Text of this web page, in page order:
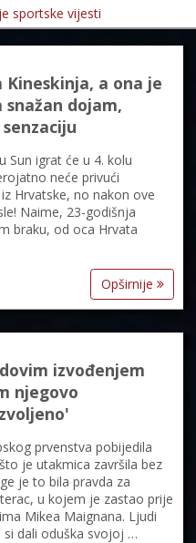
sportske vijesti
a ona je
dojam,
Sun igrat će u 4. kolu
neće privući
Hrvatske, no nakon ove
Naime, 23-godišnja
braku, od oca Hrvata
Opširnije
izvođenjem
njegovo
prvenstva pobijedila
je utakmica završila bez
je to bila pravda za
u kojem je zastao prije
Mikea Maignana. Ljudi
dali oduška svojoj …